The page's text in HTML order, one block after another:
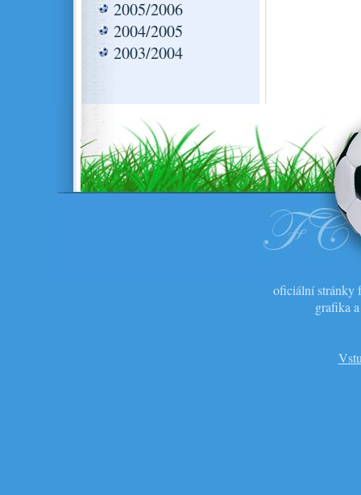
2005/2006
2004/2005
2003/2004
oficiální stránky
grafika